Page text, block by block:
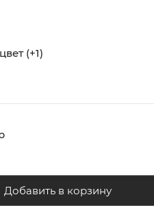
(+1)
Добавить в корзину